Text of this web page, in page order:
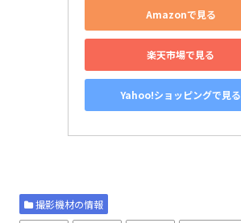
Amazonで見る
楽天市場で見る
Yahoo!ショッピングで見る
撮影機材の情報